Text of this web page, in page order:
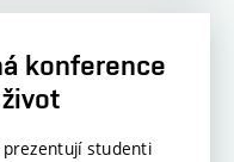
konference
studenti